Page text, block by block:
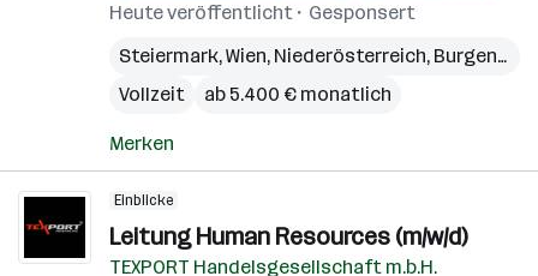
Heute veröffentlicht
Gesponsert
Steiermark,Wien, Niederösterreich, Burgenland
Vollzeit
ab 5.400 € monatlich
Merken
Einblicke
Leitung Human Resources (m/w/d)
TEXPORT Handelsgesellschaft m.b.H.